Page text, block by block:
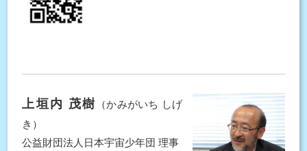
上垣内 茂樹 （かみがいち しげ
き）
公益財団法人日本宇宙少年団 理事